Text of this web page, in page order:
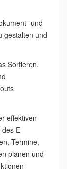
und
gestalten und
Sortieren,
effektiven
des E-
Termine,
planen und